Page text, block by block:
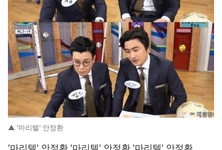
▲ '마리텔' 안정환
'마리텔' 안정환 '마리텔' 안정환 '마리텔' 안정환